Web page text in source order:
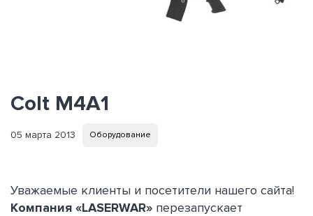
Colt M4A1
05 марта 2013 Оборудование
Уважаемые клиенты и посетители нашего сайта!
Компания «LASERWAR» перезапускает